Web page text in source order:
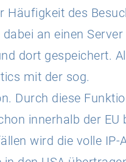
Häufigkeit des
an einen
dort gespeichert.
mit der sog.
Durch diese
innerhalb der EU
wird die volle IP-